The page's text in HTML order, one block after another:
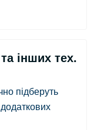
інших тех.
підберуть